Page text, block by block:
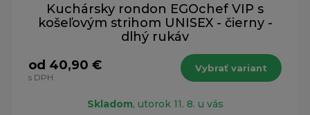
Kuchársky rondon EGOchef VIP s
košeľovým strihom UNISEX - čierny -
dlhý rukáv
od 40,90 €
s DPH
Vybrať variant
Skladom, utorok 11. 8. u vás